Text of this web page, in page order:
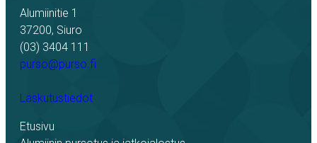
Alumiinitie 1
37200, Siuro
(03) 3404 111
purso@purso.fi
Laskutustiedot
Etusivu